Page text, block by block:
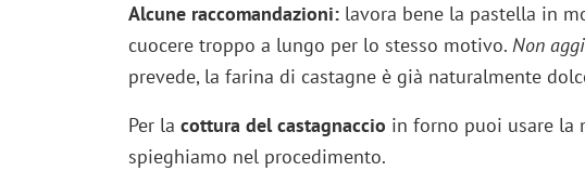
Alcune raccomandazioni:lavora bene la pastella in
cuocere troppo a lungo per lo stesso motivo. Non
prevede, la farina di castagne è già naturalmente
Per la cottura del castagnaccio in forno puoi usare la
spieghiamo nel procedimento.